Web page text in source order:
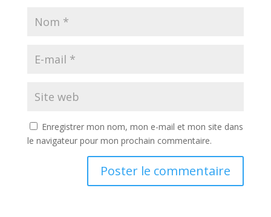
Enregistrer mon nom, mon e-mail et mon site dans
le navigateur pour mon prochain commentaire.